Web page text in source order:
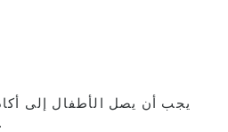
يجب أن يصل الأطفال إلى
الذي توفره المدرسة.